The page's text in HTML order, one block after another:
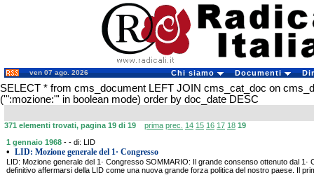
ven 07 ago. 2026 Chi siamo Documenti
SELECT * from cms_document LEFT JOIN cms_cat_doc on
('":mozione:"' in boolean mode) order by doc_date DESC
371 elementi trovati, pagina 19 di 19 prima prec. 14 15 16 17 18 19
1 gennaio 1968 - - di: LID
• LID: Mozione generale del 1· Congresso
LID: Mozione generale del 1· Congresso SOMMARIO: Il grande consenso ottenuto dal 1·
definitivo affermarsi della LID come una nuova grande forza politica del nostro paese. Il